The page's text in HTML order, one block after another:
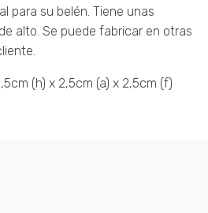
para su belén. Tiene unas
alto. Se puede fabricar en otras
(h) x 2,5cm (a) x 2,5cm (f)